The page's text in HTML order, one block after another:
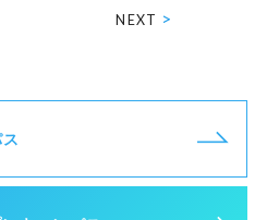
NEXT >